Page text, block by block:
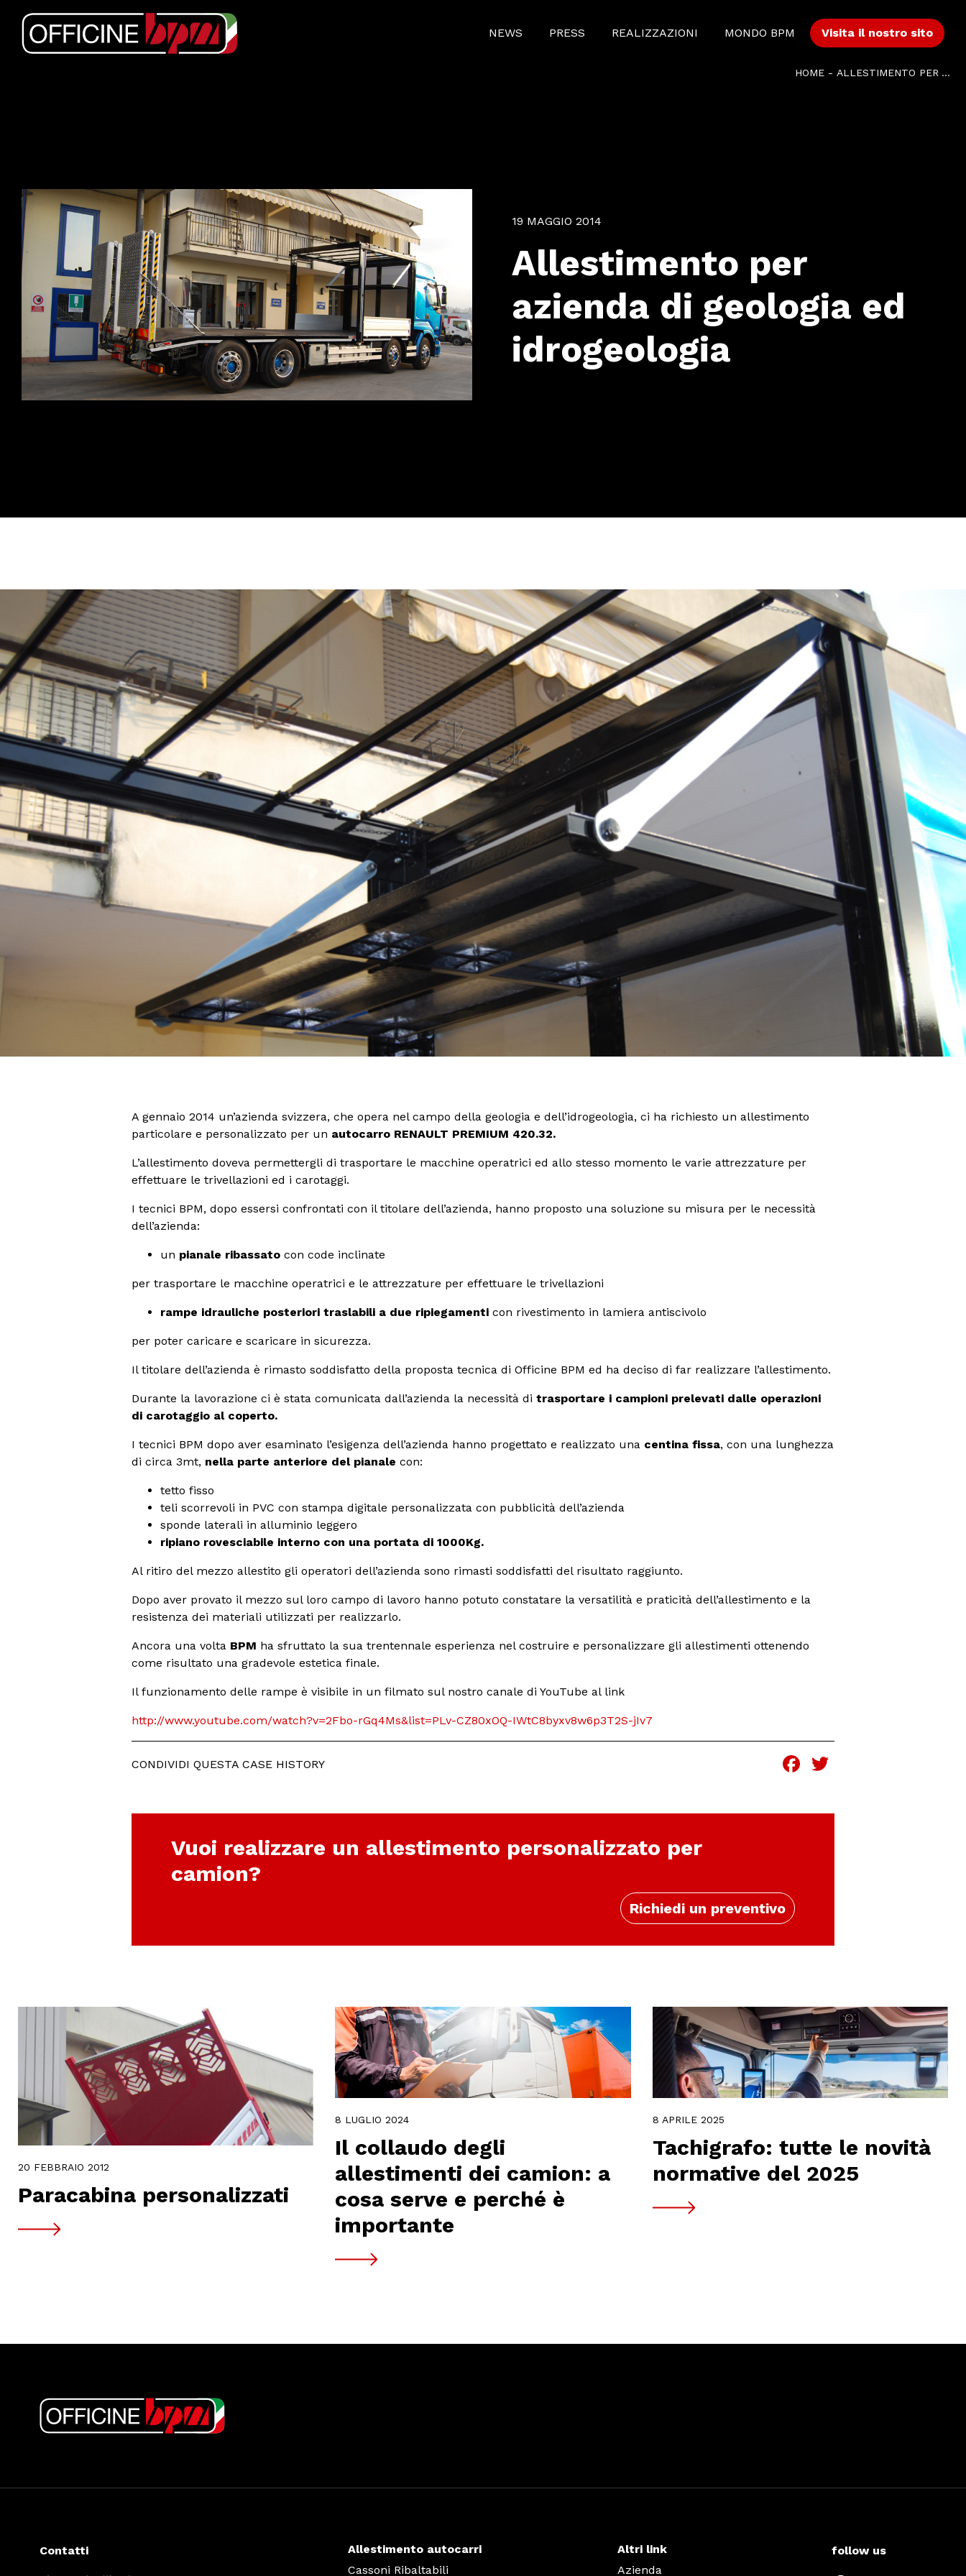
NEWS PRESS REALIZZAZIONI MONDO BPM Visita il nostro sito
HOME - ALLESTIMENTO PER AZIENDA DI GEOLOGIA ED IDROGEOLOGIA
19 MAGGIO 2014
Allestimento per
azienda di geologia ed
idrogeologia
A gennaio 2014 un’azienda svizzera, che opera nel campo della geologia e dell’idrogeologia, ci ha richiesto un allestimento
particolare e personalizzato per un autocarro RENAULT PREMIUM 420.32.
L’allestimento doveva permettergli di trasportare le macchine operatrici ed allo stesso momento le varie attrezzature per
effettuare le trivellazioni ed i carotaggi.
I tecnici BPM, dopo essersi confrontati con il titolare dell’azienda, hanno proposto una soluzione su misura per le necessità
dell’azienda:
un pianale ribassato con code inclinate
per trasportare le macchine operatrici e le attrezzature per effettuare le trivellazioni
rampe idrauliche posteriori traslabili a due ripiegamenti con rivestimento in lamiera antiscivolo
per poter caricare e scaricare in sicurezza.
Il titolare dell’azienda è rimasto soddisfatto della proposta tecnica di Officine BPM ed ha deciso di far realizzare l’allestimento.
Durante la lavorazione ci è stata comunicata dall’azienda la necessità di trasportare i campioni prelevati dalle operazioni
di carotaggio al coperto.
I tecnici BPM dopo aver esaminato l’esigenza dell’azienda hanno progettato e realizzato una centina fissa, con una lunghezza
di circa 3mt, nella parte anteriore del pianale con:
tetto fisso
teli scorrevoli in PVC con stampa digitale personalizzata con pubblicità dell’azienda
sponde laterali in alluminio leggero
ripiano rovesciabile interno con una portata di 1000Kg.
Al ritiro del mezzo allestito gli operatori dell’azienda sono rimasti soddisfatti del risultato raggiunto.
Dopo aver provato il mezzo sul loro campo di lavoro hanno potuto constatare la versatilità e praticità dell’allestimento e la
resistenza dei materiali utilizzati per realizzarlo.
Ancora una volta BPM ha sfruttato la sua trentennale esperienza nel costruire e personalizzare gli allestimenti ottenendo
come risultato una gradevole estetica finale.
Il funzionamento delle rampe è visibile in un filmato sul nostro canale di YouTube al link
http://www.youtube.com/watch?v=2Fbo-rGq4Ms&list=PLv-CZ80xOQ-IWtC8byxv8w6p3T2S-jIv7
CONDIVIDI QUESTA CASE HISTORY Facebook
Vuoi realizzare un allestimento personalizzato per
camion?
Richiedi un preventivo
20 FEBBRAIO 2012
Paracabina personalizzati
8 LUGLIO 2024
Il collaudo degli
allestimenti dei camion: a
cosa serve e perché è
importante
8 APRILE 2025
Tachigrafo: tutte le novità
normative del 2025
Contatti
Allestimento autocarri
Cassoni Ribaltabili
Altri link
Azienda
follow us